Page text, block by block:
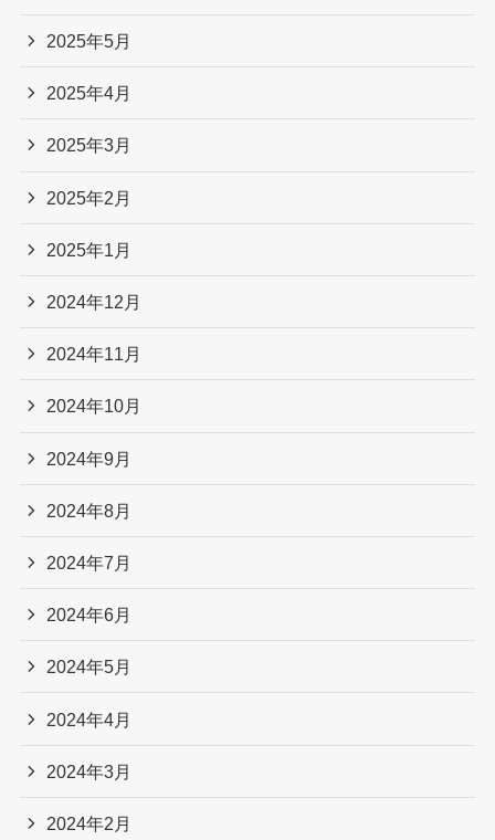
2025年5月
2025年4月
2025年3月
2025年2月
2025年1月
2024年12月
2024年11月
2024年10月
2024年9月
2024年8月
2024年7月
2024年6月
2024年5月
2024年4月
2024年3月
2024年2月